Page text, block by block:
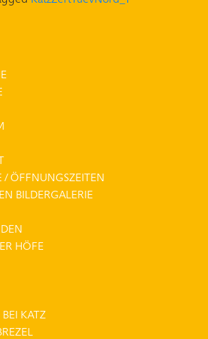
/ ÖFFNUNGSZEITEN
BILDERGALERIE
HÖFE
KATZ